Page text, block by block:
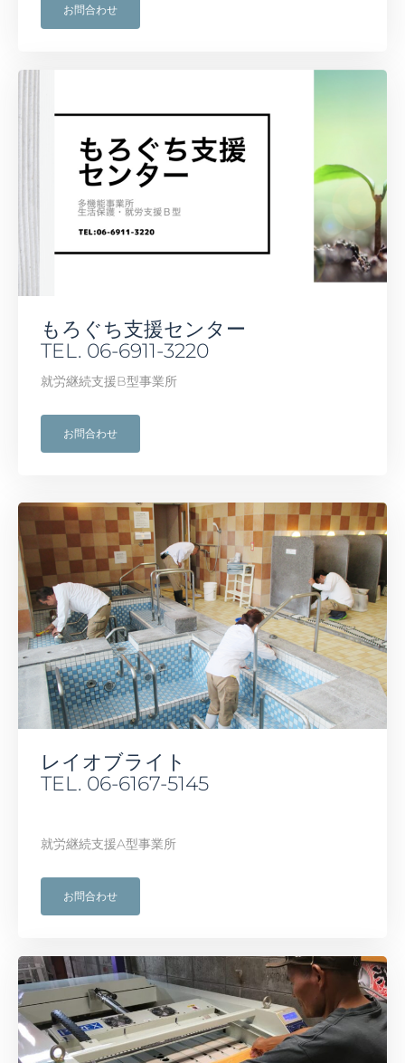
お問合わせ
もろぐち支援センター
TEL. 06-6911-3220
就労継続支援B型事業所
お問合わせ
レイオブライト
TEL. 06-6167-5145
就労継続支援A型事業所
お問合わせ